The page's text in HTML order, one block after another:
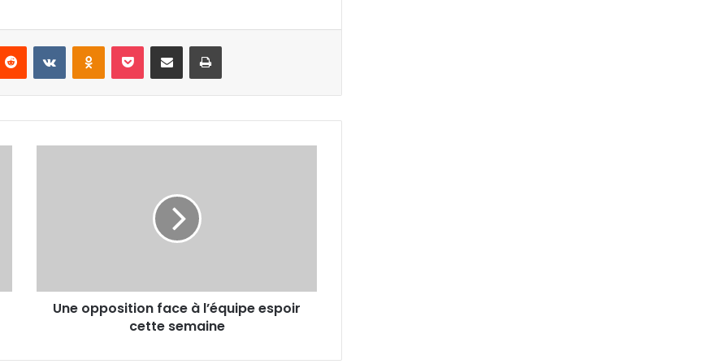
Reddit VKontakteOdnoklassniki
Pocket Partager par email Imprimer
Une opposition face à l’équipe espoir
cette semaine